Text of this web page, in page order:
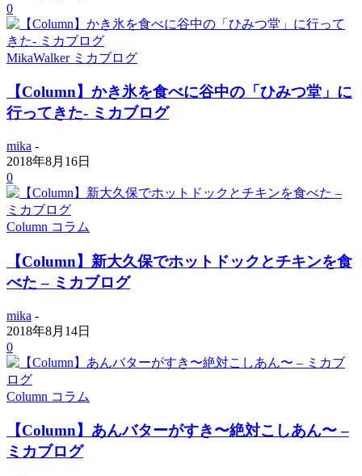
0
MikaWalker ミカブログ
【Column】かき氷を食べに谷中の「ひみつ堂」に
行ってきた- ミカブログ
mika -
2018年8月16日
0
Column コラム
【Column】新大久保でホットドックとチキンを食
べた – ミカブログ
mika -
2018年8月14日
0
Column コラム
【Column】あんバターがすき〜絶対こしあん〜 –
ミカブログ